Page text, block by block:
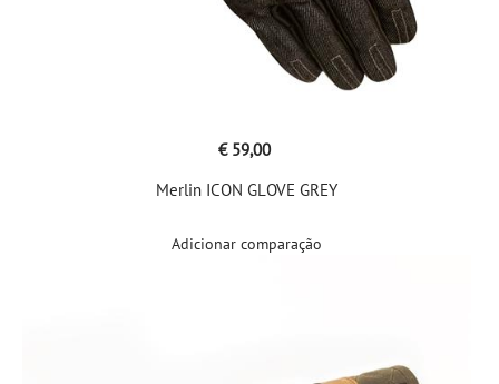
€ 59,00
Merlin ICON GLOVE GREY
Adicionar comparação